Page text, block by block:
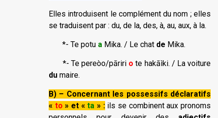
Elles introduisent le complément du nom ; elles
se traduisent par : du, de la, des, à, au, aux, à la.
*- Te potu a Mika. / Le chat de Mika.
*- Te pereòo/pāriri o te hakāìki. / La voiture
du maire.
B) – Concernant les possessifs déclaratifs
« to » et «ta » :ils se combinent aux pronoms